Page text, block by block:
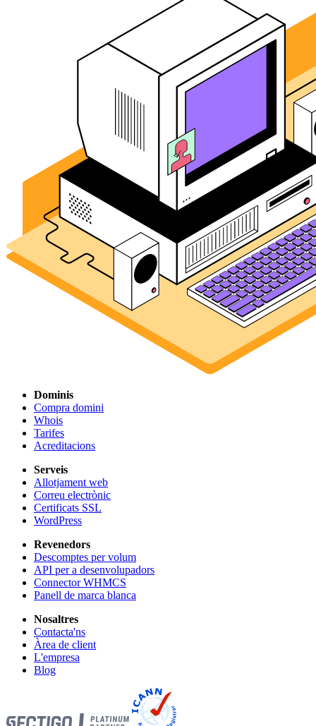
Dominis
Compra domini
Whois
Tarifes
Acreditacions
Serveis
Allotjament web
Correu electrònic
Certificats SSL
WordPress
Revenedors
Descomptes per volum
API per a desenvolupadors
Connector WHMCS
Panell de marca blanca
Nosaltres
Contacta'ns
Àrea de client
L'empresa
Blog